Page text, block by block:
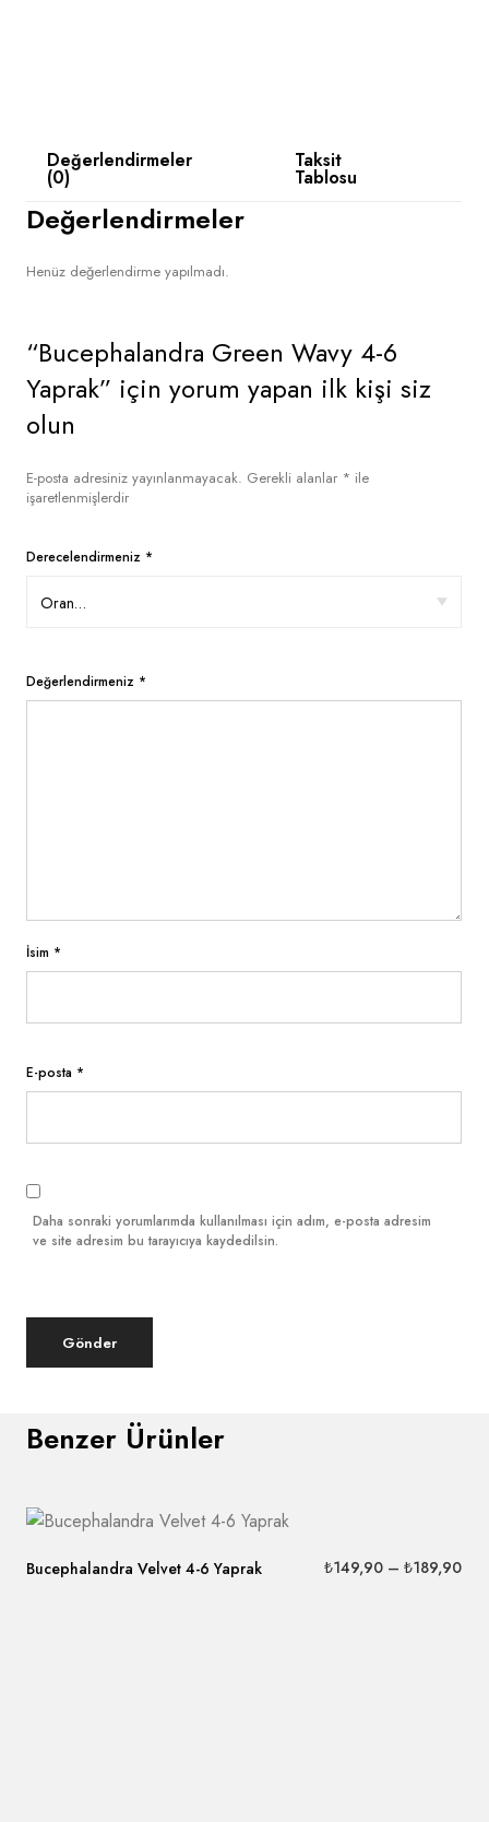
Değerlendirmeler
(0)
Taksit
Tablosu
Değerlendirmeler
Henüz değerlendirme yapılmadı.
“Bucephalandra Green Wavy 4-6
Yaprak” için yorum yapan ilk kişi siz
olun
E-posta adresiniz yayınlanmayacak. Gerekli alanlar * ile
işaretlenmişlerdir
Derecelendirmeniz *
Değerlendirmeniz *
İsim *
E-posta *
Daha sonraki yorumlarımda kullanılması için adım, e-posta adresim
ve site adresim bu tarayıcıya kaydedilsin.
Benzer Ürünler
Bucephalandra Velvet 4-6 Yaprak ₺149,90 – ₺189,90